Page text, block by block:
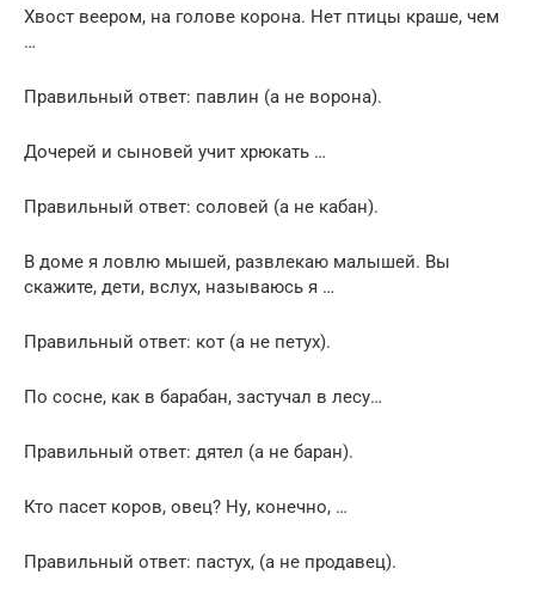
Хвост веером, на голове корона. Нет птицы краше, чем
…
Правильный ответ: павлин (а не ворона).
Дочерей и сыновей учит хрюкать …
Правильный ответ: соловей (а не кабан).
В доме я ловлю мышей, развлекаю малышей. Вы
скажите, дети, вслух, называюсь я …
Правильный ответ: кот (а не петух).
По сосне, как в барабан, застучал в лесу…
Правильный ответ: дятел (а не баран).
Кто пасет коров, овец? Ну, конечно, …
Правильный ответ: пастух, (а не продавец).